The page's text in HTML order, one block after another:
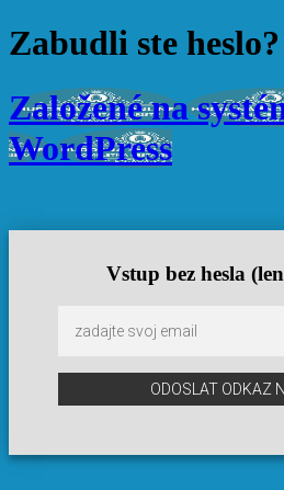
Zabudli ste heslo?
Založené na
WordPress
Vstup bez hesla
ODOSLAT ODKAZ